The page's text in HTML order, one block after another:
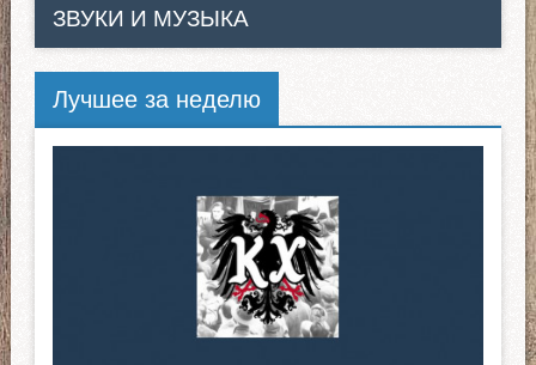
ЗВУКИ И МУЗЫКА
Лучшее за неделю